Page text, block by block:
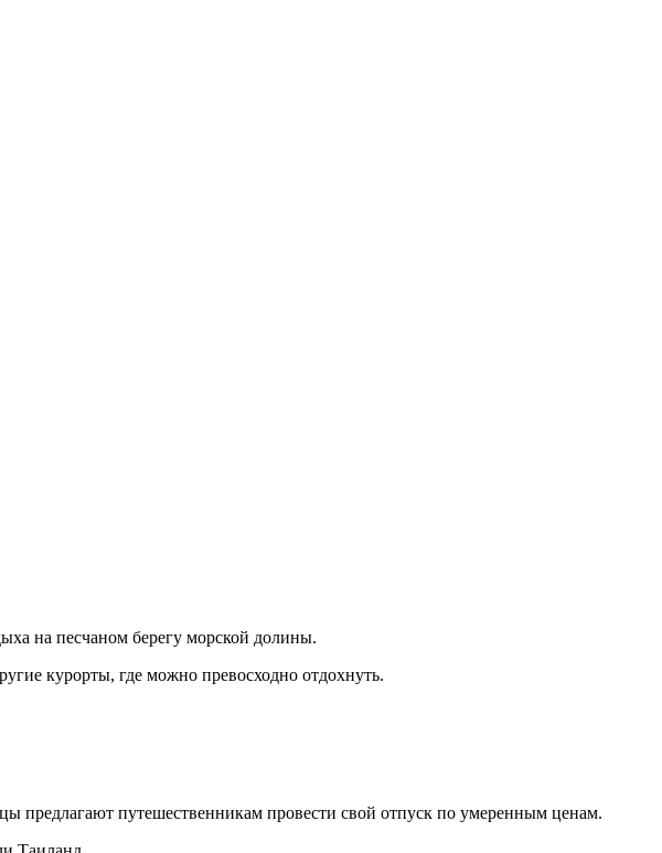
на песчаном берегу морской долины.
курорты, где можно превосходно отдохнуть.
предлагают путешественникам провести свой отпуск по умеренным ценам.